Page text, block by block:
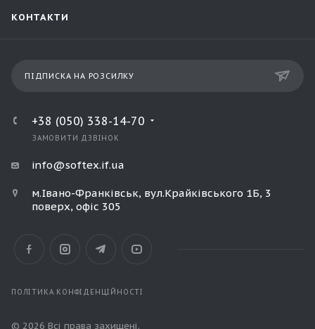
КОНТАКТИ
ПІДПИСКА НА РОЗСИЛКУ
+38 (050) 338-14-70
ЗАМОВИТИ ДЗВІНОК
info@softex.if.ua
м.Івано-Франківськ, вул.Крайківського 1Б, 3
поверх, офіс 305
ПОЛІТИКА КОНФІДЕНЦІЙНОСТІ
© 2026 Всі права захищені.